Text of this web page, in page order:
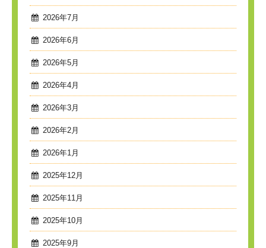
2026年7月
2026年6月
2026年5月
2026年4月
2026年3月
2026年2月
2026年1月
2025年12月
2025年11月
2025年10月
2025年9月